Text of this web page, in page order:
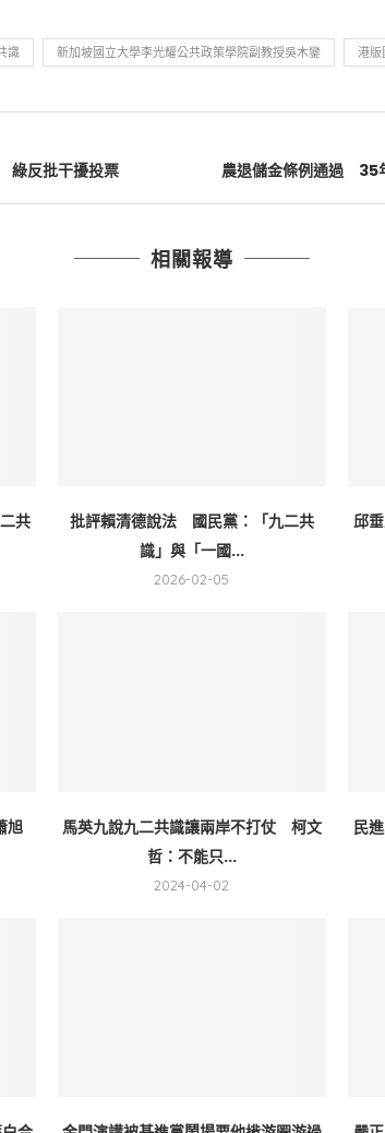
識 新加坡國立大學李光耀公共政策學院副教授吳木鑾 港版
綠反批干擾投票 農退儲金條例通過 35
相關報導
共
批評賴清德說法 國民黨：「九二共
識」與「一國...
2026-02-05
邱
旭
馬英九說九二共識讓兩岸不打仗 柯文
哲：不能只...
2024-04-02
民